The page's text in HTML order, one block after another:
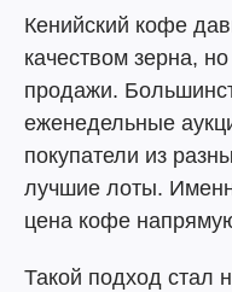
Кенийский кофе
качеством зерна,
продажи.
еженедельные
покупатели из
лучшие лоты.
цена кофе
Такой подход стал